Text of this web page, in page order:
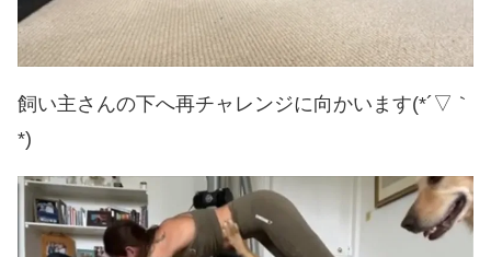
飼い主さんの下へ再チャレンジに向かいます(*´▽｀
*)